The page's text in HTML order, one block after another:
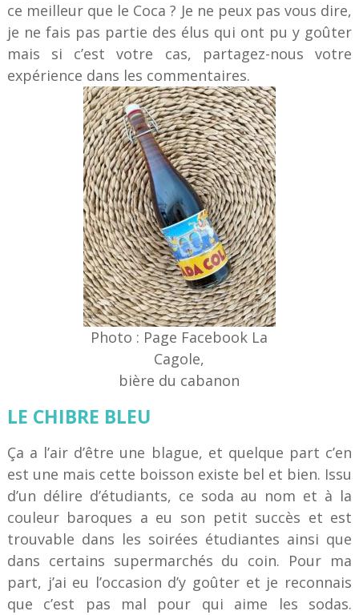
ce meilleur que le Coca ? Je ne peux pas vous dire,
je ne fais pas partie des élus qui ont pu y goûter
mais si c’est votre cas, partagez-nous votre
expérience dans les commentaires.
Photo : Page Facebook La
Cagole,
bière du cabanon
LE CHIBRE BLEU
Ça a l’air d’être une blague, et quelque part c’en
est une mais cette boisson existe bel et bien. Issu
d’un délire d’étudiants, ce soda au nom et à la
couleur baroques a eu son petit succès et est
trouvable dans les soirées étudiantes ainsi que
dans certains supermarchés du coin. Pour ma
part, j’ai eu l’occasion d’y goûter et je reconnais
que c’est pas mal pour qui aime les sodas.